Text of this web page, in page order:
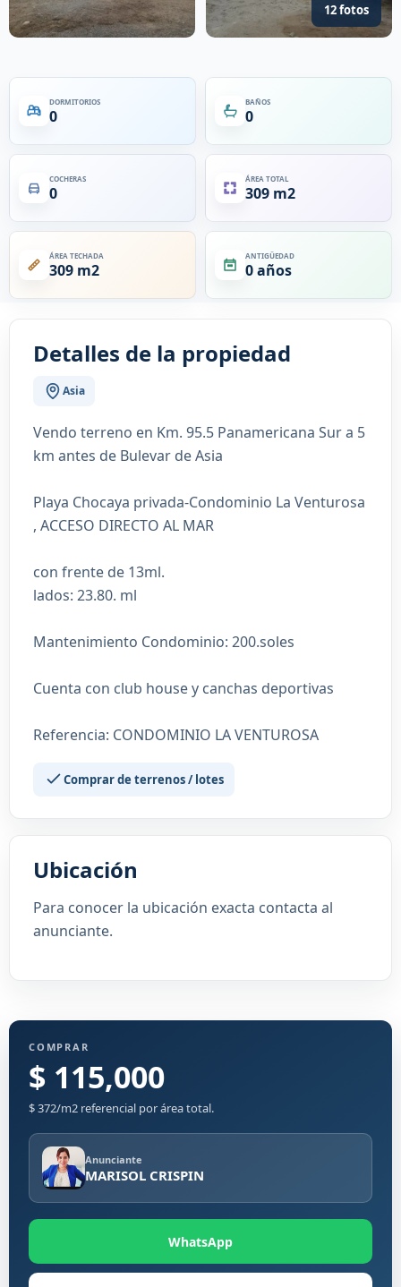
12 fotos
DORMITORIOS
0
BAÑOS
0
COCHERAS
0
ÁREA TOTAL
309 m2
ÁREA TECHADA
309 m2
ANTIGÜEDAD
0 años
Detalles de la propiedad
Asia
Vendo terreno en Km. 95.5 Panamericana Sur a 5
km antes de Bulevar de Asia
Playa Chocaya privada-Condominio La Venturosa
, ACCESO DIRECTO AL MAR
con frente de 13ml.
lados: 23.80. ml
Mantenimiento Condominio: 200.soles
Cuenta con club house y canchas deportivas
Referencia: CONDOMINIO LA VENTUROSA
Comprar de terrenos / lotes
Ubicación
Para conocer la ubicación exacta contacta al
anunciante.
COMPRAR
$ 115,000
$ 372/m2 referencial por área total.
Anunciante
MARISOL CRISPIN
WhatsApp